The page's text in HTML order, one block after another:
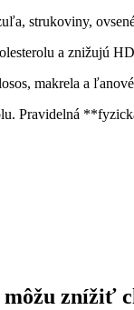
⁤strukoviny,
a znižujú
makrela‍ a
Pravidelná
znížiť